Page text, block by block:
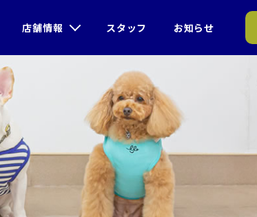
店舗情報 スタッフ お知らせ
ブログ ＞19/11/23 遊びの時間② 犬の幼稚